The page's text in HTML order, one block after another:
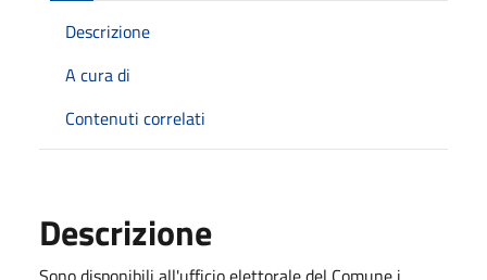
Descrizione
A cura di
Contenuti correlati
Descrizione